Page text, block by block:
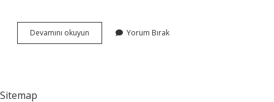
Devamını okuyun Müselles
Hattı
Yorum Bırak
Sitemap